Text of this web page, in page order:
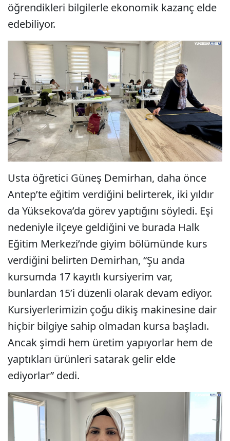
öğrendikleri bilgilerle ekonomik kazanç elde
edebiliyor.
Usta öğretici Güneş Demirhan, daha önce
Antep’te eğitim verdiğini belirterek, iki yıldır
da Yüksekova’da görev yaptığını söyledi. Eşi
nedeniyle ilçeye geldiğini ve burada Halk
Eğitim Merkezi’nde giyim bölümünde kurs
verdiğini belirten Demirhan, “Şu anda
kursumda 17 kayıtlı kursiyerim var,
bunlardan 15’i düzenli olarak devam ediyor.
Kursiyerlerimizin çoğu dikiş makinesine dair
hiçbir bilgiye sahip olmadan kursa başladı.
Ancak şimdi hem üretim yapıyorlar hem de
yaptıkları ürünleri satarak gelir elde
ediyorlar” dedi.